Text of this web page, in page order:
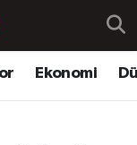
Ekonomi